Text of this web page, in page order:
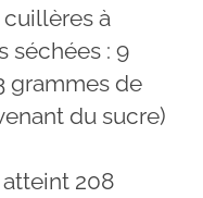
à
séchées : 9
grammes de
du sucre)
atteint 208